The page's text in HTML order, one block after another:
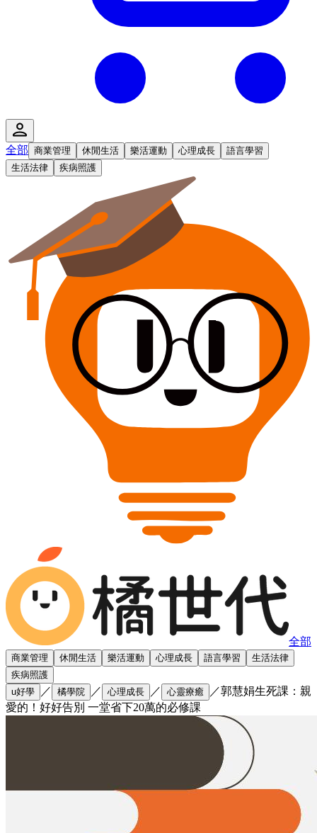
全部 商業管理 休閒生活 樂活運動 心理成長
語言學習
生活法律
疾病照護
全部
商業管理 休閒生活 樂活運動 心理成長 語言學習
生活法律
疾病照護
u好學
／ 橘學院 ／ 心理成長 ／ 心靈療癒 ／郭慧娟生死課：親
愛的！好好告別 一堂省下20萬的必修課